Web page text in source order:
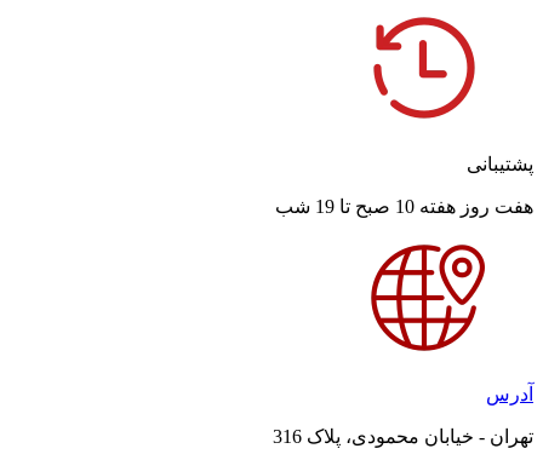
پشتیبانی
هفت روز هفته 10 صبح تا 19 شب
آدرس
تهران - خیابان محمودی، پلاک 316